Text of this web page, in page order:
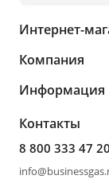
Интернет-
Компания
Информация
Контакты
8 800 333 47 20